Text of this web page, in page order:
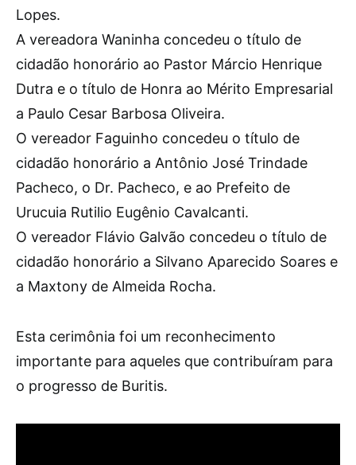
Lopes.
A vereadora Waninha concedeu o título de
cidadão honorário ao Pastor Márcio Henrique
Dutra e o título de Honra ao Mérito Empresarial
a Paulo Cesar Barbosa Oliveira.
O vereador Faguinho concedeu o título de
cidadão honorário a Antônio José Trindade
Pacheco, o Dr. Pacheco, e ao Prefeito de
Urucuia Rutilio Eugênio Cavalcanti.
O vereador Flávio Galvão concedeu o título de
cidadão honorário a Silvano Aparecido Soares e
a Maxtony de Almeida Rocha.
Esta cerimônia foi um reconhecimento
importante para aqueles que contribuíram para
o progresso de Buritis.